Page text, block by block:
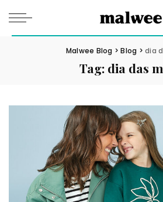
Malwee Blog >Blog >dia
Tag: dia das